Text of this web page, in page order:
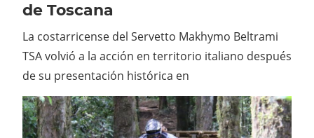
de Toscana
La costarricense del Servetto Makhymo Beltrami
TSA volvió a la acción en territorio italiano después
de su presentación histórica en